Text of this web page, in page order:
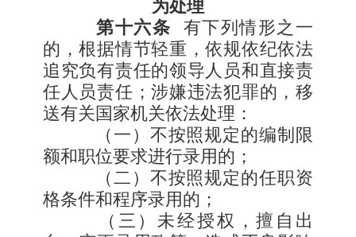
为处理
第十六条
有下列情形之一
的，根据情节轻重，依规依纪依法
追究负有责任的领导人员和直接责
任人员责任；涉嫌违法犯罪的，移
送有关国家机关依法处理：
（一）不按照规定的编制限
额和职位要求进行录用的；
（二）不按照规定的任职资
格条件和程序录用的；
（三）未经授权，擅自出